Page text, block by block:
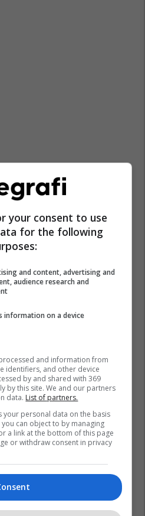
your consent to use
for the following
and content, advertising and
audience research and
information on a device
and information from
identifiers, and other device
by and shared with 369
by this site. We and our partners
data. List of partners.
your personal data on the basis
can object to by managing
a link at the bottom of this page
or withdraw consent in privacy